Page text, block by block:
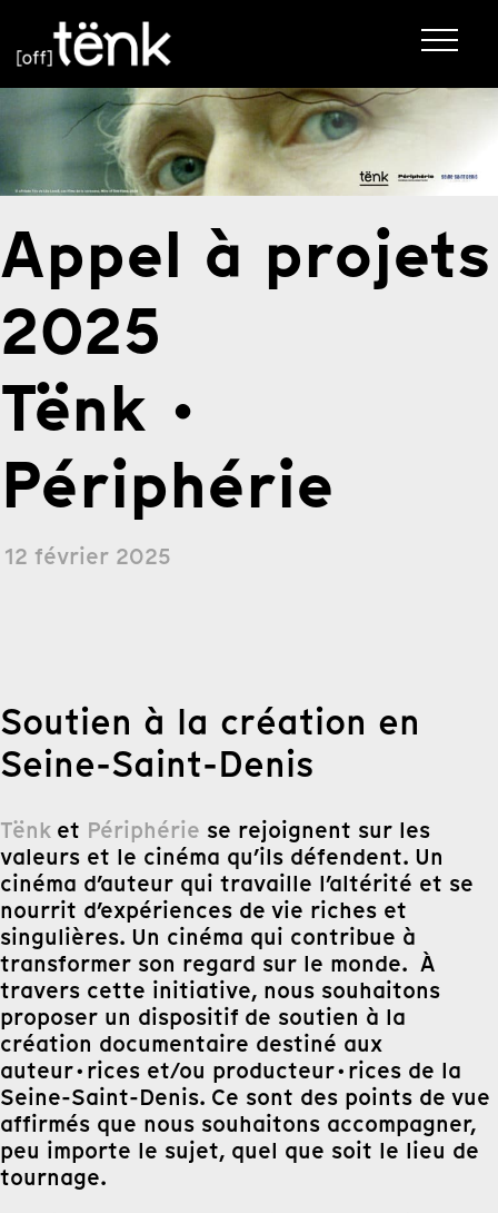
Appel à projets
2025
Tënk ·
Périphérie
12 février 2025
Soutien à la création en
Seine-Saint-Denis
Tënket Périphérie se rejoignent sur les
valeurs et le cinéma qu’ils défendent. Un
cinéma d’auteur qui travaille l’altérité et se
nourrit d’expériences de vie riches et
singulières. Un cinéma qui contribue à
transformer son regard sur le monde. À
travers cette initiative, nous souhaitons
proposer un dispositif de soutien à la
création documentaire destiné aux
auteur·rices et/ou producteur·rices de la
Seine-Saint-Denis. Ce sont des points de vue
affirmés que nous souhaitons accompagner,
peu importe le sujet, quel que soit le lieu de
tournage.